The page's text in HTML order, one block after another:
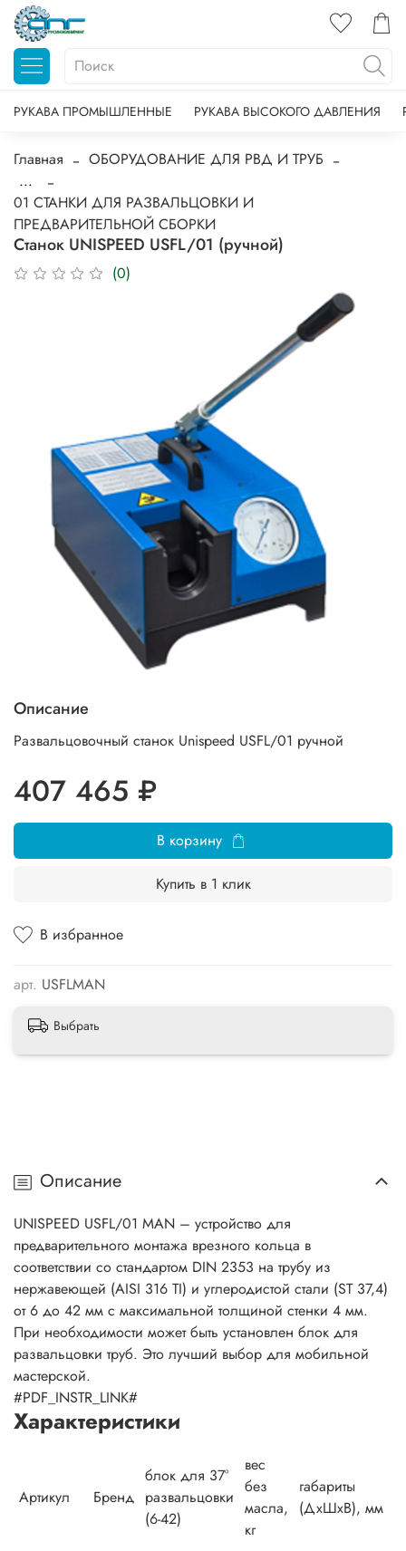
РУКАВА ПРОМЫШЛЕННЫЕ РУКАВА ВЫСОКОГО ДАВЛЕНИЯ
Главная
ОБОРУДОВАНИЕ ДЛЯ РВД И ТРУБ
...
01 СТАНКИ ДЛЯ РАЗВАЛЬЦОВКИ И
ПРЕДВАРИТЕЛЬНОЙ СБОРКИ
Станок UNISPEED USFL/01 (ручной)
(0)
В избранное
арт. USFLMAN
Описание
Развальцовочный станок Unispeed USFL/01 ручной
407 465 ₽
В корзину
Купить в 1 клик
Выбрать
Описание
UNISPEED USFL/01 MAN – устройство для
предварительного монтажа врезного кольца в
соответствии со стандартом DIN 2353 на трубу из
нержавеющей (AISI 316 TI) и углеродистой стали (ST 37,4)
от 6 до 42 мм с максимальной толщиной стенки 4 мм.
При необходимости может быть установлен блок для
развальцовки труб. Это лучший выбор для мобильной
мастерской.
#PDF_INSTR_LINK#
Характеристики
Артикул Бренд
блок для 37°
развальцовки
(6-42)
вес
без
масла,
кг
габариты
(ДхШхВ), мм